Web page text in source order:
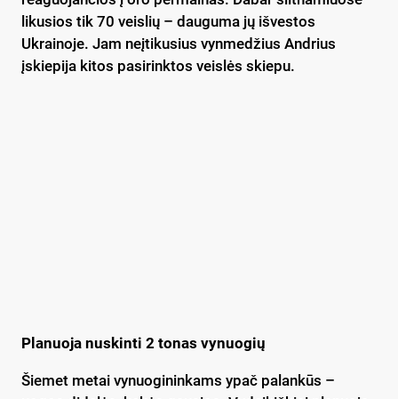
likusios tik 70 veislių – dauguma jų išvestos
Ukrainoje. Jam neįtikusius vynmedžius Andrius
įskiepija kitos pasirinktos veislės skiepu.
Planuoja nuskinti 2 tonas vynuogių
Šiemet metai vynuogininkams ypač palankūs –